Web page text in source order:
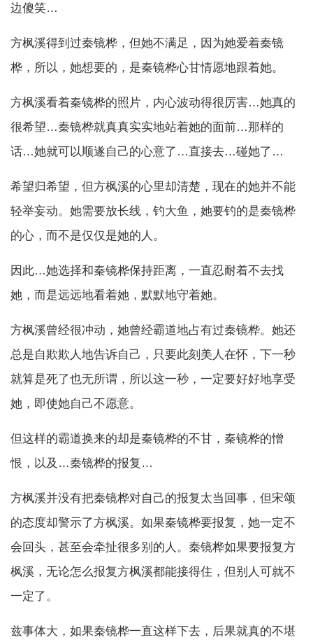
边傻笑…
方枫溪得到过秦镜桦，但她不满足，因为她爱着秦镜
桦，所以，她想要的，是秦镜桦心甘情愿地跟着她。
方枫溪看着秦镜桦的照片，内心波动得很厉害…她真的
很希望…秦镜桦就真真实实地站着她的面前…那样的
话…她就可以顺遂自己的心意了…直接去…碰她了…
希望归希望，但方枫溪的心里却清楚，现在的她并不能
轻举妄动。她需要放长线，钓大鱼，她要钓的是秦镜桦
的心，而不是仅仅是她的人。
因此…她选择和秦镜桦保持距离，一直忍耐着不去找
她，而是远远地看着她，默默地守着她。
方枫溪曾经很冲动，她曾经霸道地占有过秦镜桦。她还
总是自欺欺人地告诉自己，只要此刻美人在怀，下一秒
就算是死了也无所谓，所以这一秒，一定要好好地享受
她，即使她自己不愿意。
但这样的霸道换来的却是秦镜桦的不甘，秦镜桦的憎
恨，以及…秦镜桦的报复…
方枫溪并没有把秦镜桦对自己的报复太当回事，但宋颂
的态度却警示了方枫溪。如果秦镜桦要报复，她一定不
会回头，甚至会牵扯很多别的人。秦镜桦如果要报复方
枫溪，无论怎么报复方枫溪都能接得住，但别人可就不
一定了。
兹事体大，如果秦镜桦一直这样下去，后果就真的不堪